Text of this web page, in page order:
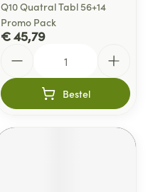
Q10 Quatral Tabl 56+14
Promo Pack
€ 45,79
Bestel